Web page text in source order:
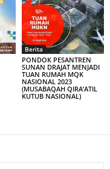
Berita
PONDOK PESANTREN
SUNAN DRAJAT MENJADI
TUAN RUMAH MQK
NASIONAL 2023
(MUSABAQAH QIRA’ATIL
KUTUB NASIONAL)